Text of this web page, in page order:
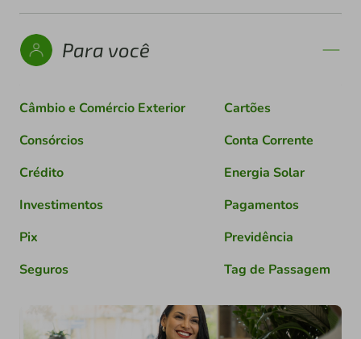
Para você
Câmbio e Comércio Exterior
Cartões
Consórcios
Conta Corrente
Crédito
Energia Solar
Investimentos
Pagamentos
Pix
Previdência
Seguros
Tag de Passagem